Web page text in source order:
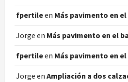
fpertileen Más pavimento en
Jorge en Más pavimento en el
fpertileen Más pavimento en
Jorge en Ampliación a dos